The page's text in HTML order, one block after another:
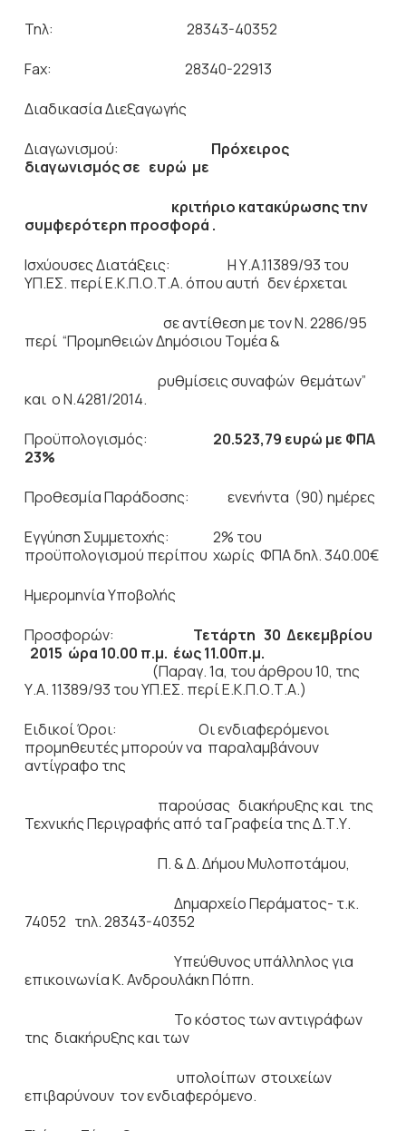
Τηλ: 28343-40352
Fax: 28340-22913
Διαδικασία Διεξαγωγής
Διαγωνισμού: Πρόχειρος
διαγωνισμός σε ευρώ με
κριτήριο κατακύρωσης την
συμφερότερη προσφορά .
Ισχύουσες Διατάξεις: Η Υ.Α.11389/93 του
ΥΠ.ΕΣ. περί Ε.Κ.Π.Ο.Τ.Α. όπου αυτή δεν έρχεται
σε αντίθεση με τον Ν. 2286/95
περί “Προμηθειών Δημόσιου Τομέα &
ρυθμίσεις συναφών θεμάτων”
και ο Ν.4281/2014.
Προϋπολογισμός: 20.523,79 ευρώ με ΦΠΑ
23%
Προθεσμία Παράδοσης: ενενήντα (90) ημέρες
Εγγύηση Συμμετοχής: 2% του
προϋπολογισμού περίπου χωρίς ΦΠΑ δηλ. 340.00€
Ημερομηνία Υποβολής
Προσφορών: Τετάρτη 30 Δεκεμβρίου
2015 ώρα 10.00 π.μ. έως 11.00π.μ.
(Παραγ. 1α, του άρθρου 10, της
Υ.Α. 11389/93 του ΥΠ.ΕΣ. περί Ε.Κ.Π.Ο.Τ.Α.)
Ειδικοί Όροι: Οι ενδιαφερόμενοι
προμηθευτές μπορούν να παραλαμβάνουν
αντίγραφο της
παρούσας διακήρυξης και της
Τεχνικής Περιγραφής από τα Γραφεία της Δ.Τ.Υ.
Π. & Δ. Δήμου Μυλοποτάμου,
Δημαρχείο Περάματος- τ.κ.
74052 τηλ. 28343-40352
Υπεύθυνος υπάλληλος για
επικοινωνία Κ. Ανδρουλάκη Πόπη.
Το κόστος των αντιγράφων
της διακήρυξης και των
υπολοίπων στοιχείων
επιβαρύνουν τον ενδιαφερόμενο.